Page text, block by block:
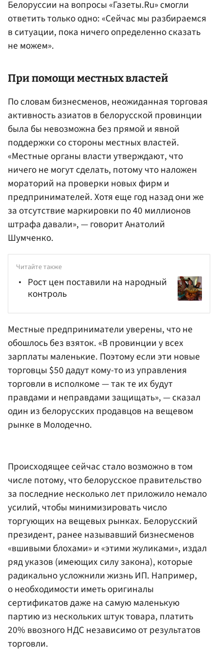
Белоруссии на вопросы «Газеты.Ru» смогли
ответить только одно: «Сейчас мы разбираемся
в ситуации, пока ничего определенно сказать
не можем».
При помощи местных властей
По словам бизнесменов, неожиданная торговая
активность азиатов в белорусской провинции
была бы невозможна без прямой и явной
поддержки со стороны местных властей.
«Местные органы власти утверждают, что
ничего не могут сделать, потому что наложен
мораторий на проверки новых фирм и
предпринимателей. Хотя еще год назад они же
за отсутствие маркировки по 40 миллионов
штрафа давали», — говорит Анатолий
Шумченко.
Читайте также
Рост цен поставили на народный
контроль
Местные предприниматели уверены, что не
обошлось без взяток. «В провинции у всех
зарплаты маленькие. Поэтому если эти новые
торговцы $50 дадут кому-то из управления
торговли в исполкоме — так те их будут
правдами и неправдами защищать», — сказал
один из белорусских продавцов на вещевом
рынке в Молодечно.
Происходящее сейчас стало возможно в том
числе потому, что белорусское правительство
за последние несколько лет приложило немало
усилий, чтобы минимизировать число
торгующих на вещевых рынках. Белорусский
президент, ранее называвший бизнесменов
«вшивыми блохами» и «этими жуликами», издал
ряд указов (имеющих силу закона), которые
радикально усложнили жизнь ИП. Например,
о необходимости иметь оригиналы
сертификатов даже на самую маленькую
партию из нескольких штук товара, платить
20% ввозного НДС независимо от результатов
торговли.